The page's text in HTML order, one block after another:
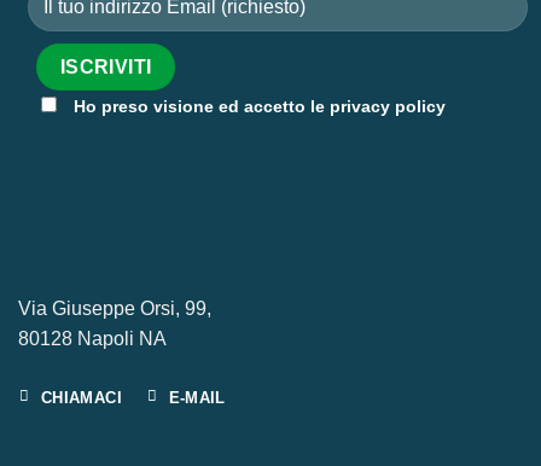
Ho preso visione ed accetto le privacy policy
Via Giuseppe Orsi, 99,
80128 Napoli NA
CHIAMACI E-MAIL